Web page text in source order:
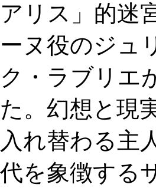
アリス」的迷
ーヌ役のジュ
ク・ラブリエ
た。幻想と現
入れ替わる主
代を象徴する